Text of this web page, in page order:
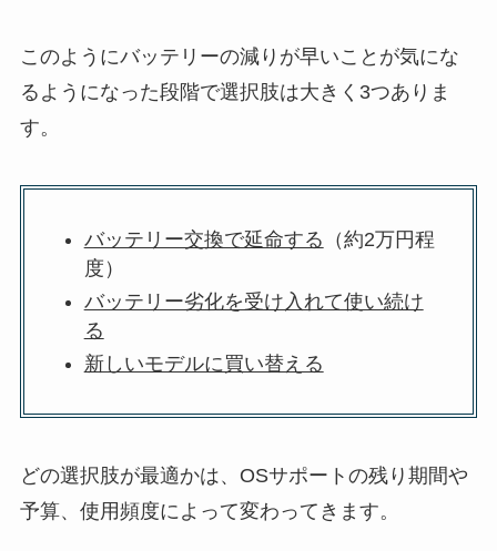
このようにバッテリーの減りが早いことが気にな
るようになった段階で選択肢は大きく3つありま
す。
バッテリー交換で延命する （約2万円程
度）
バッテリー劣化を受け入れて使い続け
る
新しいモデルに買い替える
どの選択肢が最適かは、OSサポートの残り期間や
予算、使用頻度によって変わってきます。